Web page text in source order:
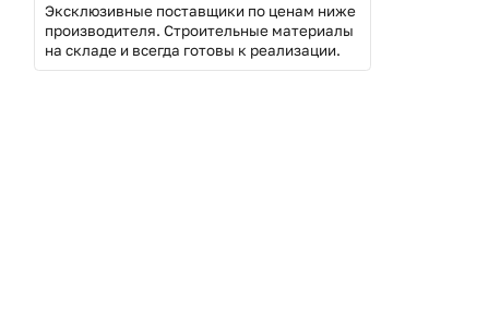
Эксклюзивные поставщики по ценам ниже
производителя. Строительные материалы
на складе и всегда готовы к реализации.